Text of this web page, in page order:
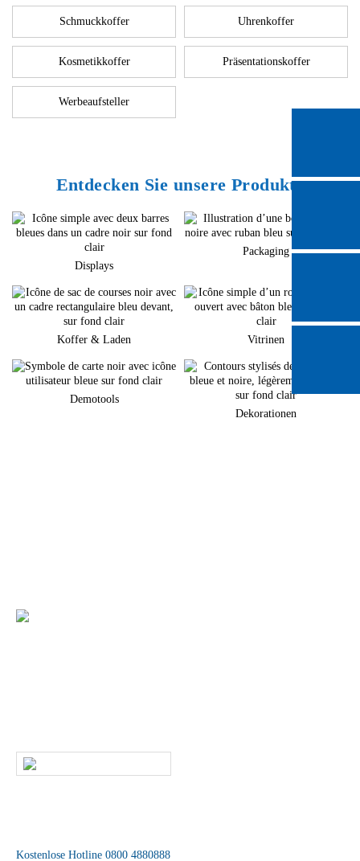
Schmuckkoffer Uhrenkoffer
Kosmetikkoffer Präsentationskoffer
Werbeaufsteller
Entdecken Sie unsere Produkte
Displays
Packaging
Koffer & Laden Vitrinen
Demotools
Dekorationen
Kostenlose Hotline 0800 4880888